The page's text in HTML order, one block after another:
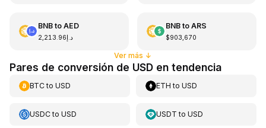
BNBto AED
د.إ2,213.96
BNBto ARS
$903,670
Ver más ↓
Pares de conversión de USD en tendencia
BTCto USD ETH toUSD
USDCto USD USDT toUSD